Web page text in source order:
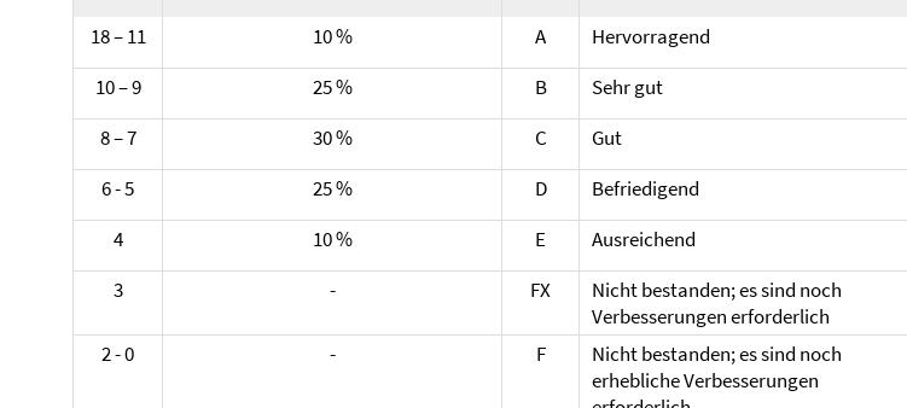
18 – 11 10 % A
Hervorragend
10 – 9
25 % B
Sehr gut
8 – 7
30 % C
Gut
6 - 5
25 % D
Befriedigend
4
10 % E
Ausreichend
3
- FX
Nicht bestanden; es sind noch
Verbesserungen erforderlich
2 - 0
- F
Nicht bestanden; es sind noch
erhebliche Verbesserungen